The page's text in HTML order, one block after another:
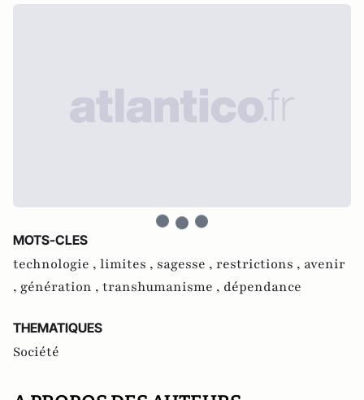
MOTS-CLES
technologie , limites , sagesse , restrictions , avenir
, génération , transhumanisme , dépendance
THEMATIQUES
Société